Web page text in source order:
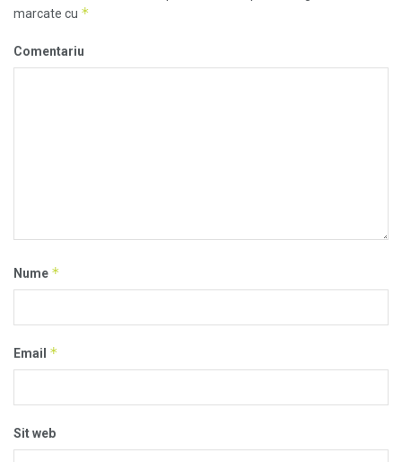
marcate cu *
Comentariu
Nume *
Email *
Sit web